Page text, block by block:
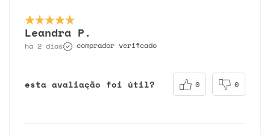
Leandra P.
há 2 dias comprador verificado
esta avaliação foi útil? 0 0